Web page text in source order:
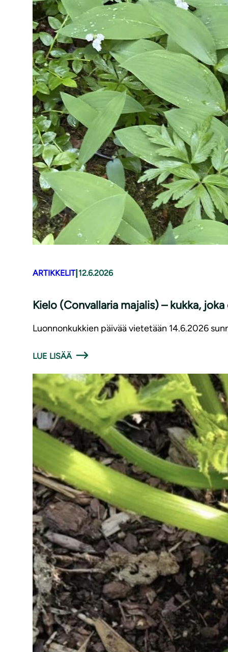
ARTIKKELIT| 12.6.2026
Kielo (Convallaria majalis) – kukka,
Luonnonkukkien päivää vietetään 14.6.2026
LUE LISÄÄ